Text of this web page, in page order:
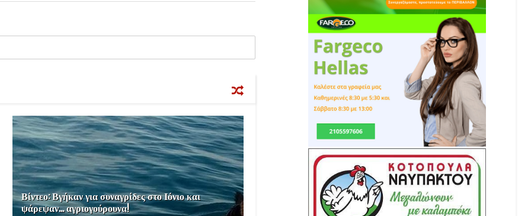
Βίντεο: Βγήκαν για συναγρίδες στο Ιόνιο και
ψάρεψαν... αγριογούρουνα!